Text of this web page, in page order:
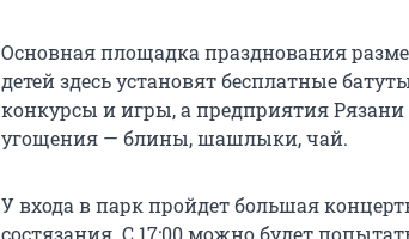
Основная площадка празднования
детей здесь установят бесплатные
конкурсы и игры, а предприятия
угощения — блины, шашлыки, чай.
У входа в парк пройдет большая
состязания. С 17:00 можно будет